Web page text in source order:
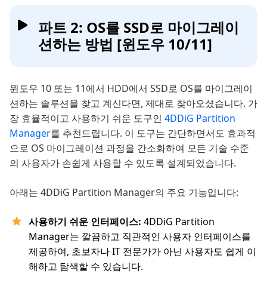
파트 2: OS를 SSD로 마이그레이
션하는 방법 [윈도우 10/11]
윈도우 10 또는 11에서 HDD에서 SSD로 OS를 마이그레이
션하는 솔루션을 찾고 계신다면, 제대로 찾아오셨습니다. 가
장 효율적이고 사용하기 쉬운 도구인 4DDiG Partition
Manager를 추천드립니다. 이 도구는 간단하면서도 효과적
으로 OS 마이그레이션 과정을 간소화하여 모든 기술 수준
의 사용자가 손쉽게 사용할 수 있도록 설계되었습니다.
아래는 4DDiG Partition Manager의 주요 기능입니다:
사용하기 쉬운 인터페이스: 4DDiG Partition
Manager는 깔끔하고 직관적인 사용자 인터페이스를
제공하여, 초보자나 IT 전문가가 아닌 사용자도 쉽게 이
해하고 탐색할 수 있습니다.